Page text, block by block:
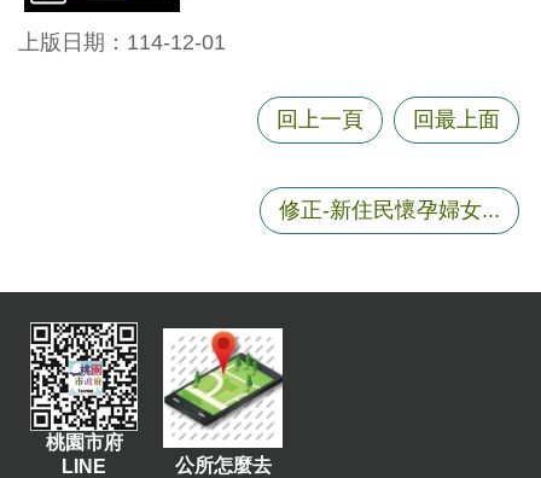
見
E
n
g
上版日期：114-12-01
回上一頁 回最上面
修正-新住民懷孕婦女...
桃園市府
LINE
公所怎麼去